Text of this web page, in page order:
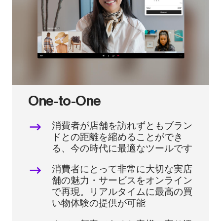
One-to-One
消費者が店舗を訪れずともブラン
ドとの距離を縮めることができ
る、今の時代に最適なツールです
消費者にとって非常に大切な実店
舗の魅力・サービスをオンライン
で再現。リアルタイムに最高の買
い物体験の提供が可能